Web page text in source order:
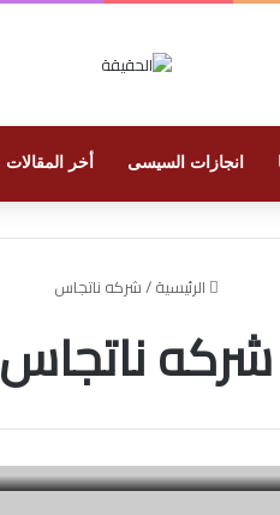
انجازات السيسى أخر المقالات
الرئيسية/شركه ناتجاس
شركه ناتجاس